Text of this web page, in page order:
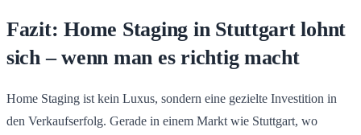
Fazit: Home Staging in Stuttgart lohnt
sich – wenn man es richtig macht
Home Staging ist kein Luxus, sondern eine gezielte Investition in
den Verkaufserfolg. Gerade in einem Markt wie Stuttgart, wo